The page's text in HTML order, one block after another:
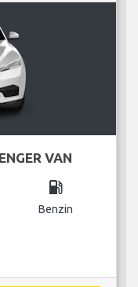
VAN
local_gas_station
Benzin